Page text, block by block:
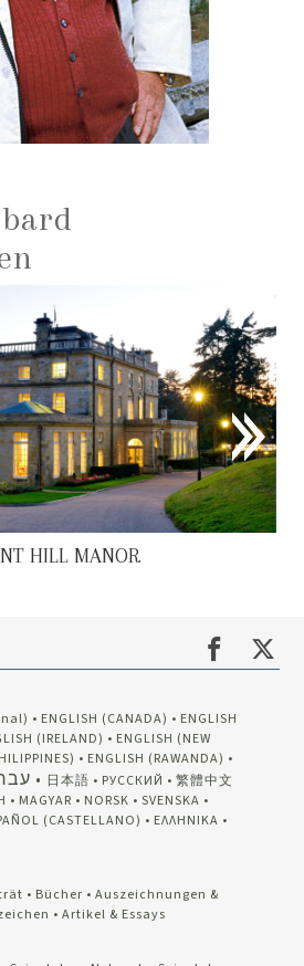
HILL MANOR
ENGLISH (CANADA)
ENGLISH
(IRELAND)
ENGLISH (NEW
ENGLISH (RAWANDA)
日本語 РУССКИЙ
繁體中文
MAGYAR NORSK
SVENSKA
(CASTELLANO)
ΕΛΛΗΝΙΚA
Bücher
Auszeichnungen &
Artikel & Essays